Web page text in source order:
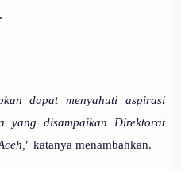
dapat menyahuti aspirasi
yang disampaikan Direktorat
" katanya menambahkan.